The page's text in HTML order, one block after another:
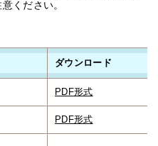
ください。
ダウンロード
PDF形式
PDF形式